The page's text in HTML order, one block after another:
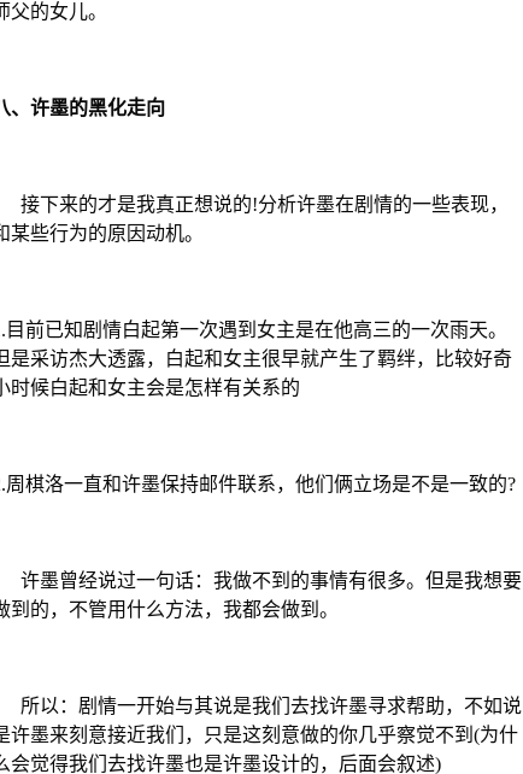
父的女儿。
、许墨的黑化走向
接下来的才是我真正想说的!分析许墨在剧情的一些表现，
某些行为的原因动机。
目前已知剧情白起第一次遇到女主是在他高三的一次雨天。
是采访杰大透露，白起和女主很早就产生了羁绊，比较好奇
时候白起和女主会是怎样有关系的
周棋洛一直和许墨保持邮件联系，他们俩立场是不是一致的?
许墨曾经说过一句话：我做不到的事情有很多。但是我想要
到的，不管用什么方法，我都会做到。
所以：剧情一开始与其说是我们去找许墨寻求帮助，不如说
许墨来刻意接近我们，只是这刻意做的你几乎察觉不到(为什
会觉得我们去找许墨也是许墨设计的，后面会叙述)